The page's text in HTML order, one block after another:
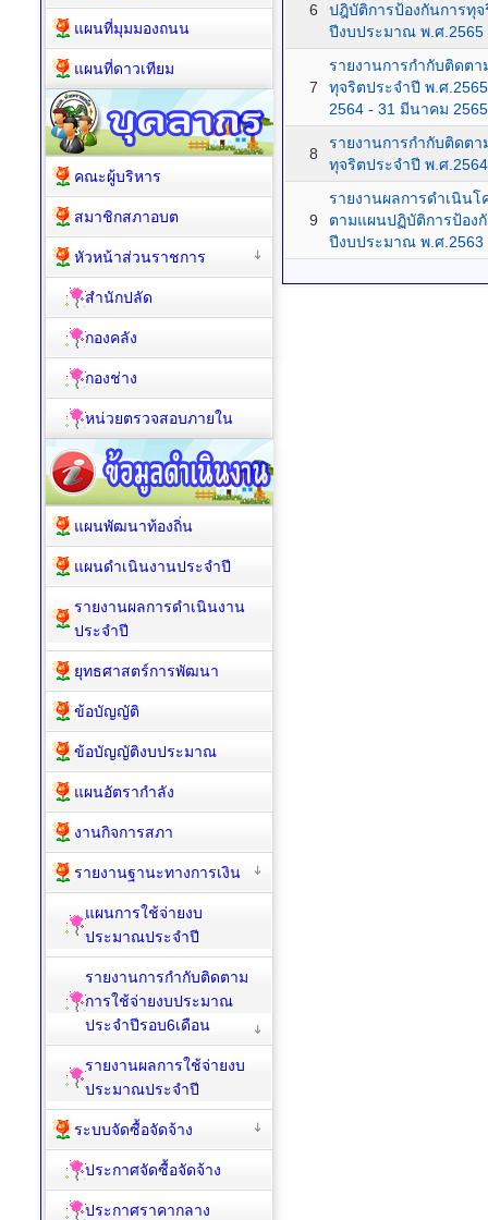
6
ปฎิบัติการป้องกันการทุ
ปีงบประมาณ พ.ศ.2565
7
รายงานการกำกับติดต
ทุจริตประจำปี พ.ศ
2564 - 31 มีนาคม
8
รายงานการกำกับติดต
ทุจริตประจำปี พ.ศ
9
รายงานผลการดำเนินโ
ตามแผนปฏิบัติการป้อง
ปีงบประมาณ พ.ศ.2563
แผนที่มุมมองถนน
แผนที่ดาวเทียม
คณะผู้บริหาร
สมาชิกสภาอบต
หัวหน้าส่วนราชการ
สำนักปลัด
กองคลัง
กองช่าง
หน่วยตรวจสอบภายใน
แผนพัฒนาท้องถิ่น
แผนดำเนินงานประจำปี
รายงานผลการดำเนินงาน
ประจำปี
ยุทธศาสตร์การพัฒนา
ข้อบัญญัติ
ข้อบัญญัติงบประมาณ
แผนอัตรากำลัง
งานกิจการสภา
รายงานฐานะทางการเงิน
แผนการใช้จ่ายงบ
ประมาณประจำปี
รายงานการกำกับติดตาม
การใช้จ่ายงบประมาณ
ประจำปีรอบ6เดือน
รายงานผลการใช้จ่ายงบ
ประมาณประจำปี
ระบบจัดซื้อจัดจ้าง
ประกาศจัดซื้อจัดจ้าง
ประกาศราคากลาง